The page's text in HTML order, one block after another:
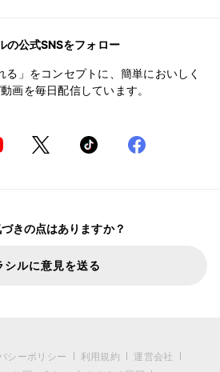
の公式SNSをフォロー
る」をコンセプトに、簡単においしく
画を毎日配信しています。
きの点はありますか？
シルに意見を送る
シーポリシー 利用規約
運営会社